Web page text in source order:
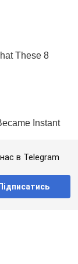
в Telegram
Підписатись